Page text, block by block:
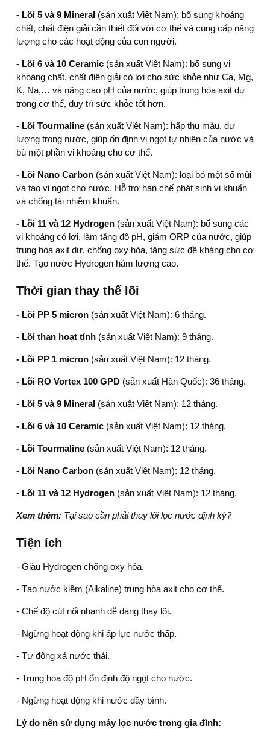
- Lõi 5 và 9 Mineral (sản xuất Việt Nam): bổ sung khoáng
chất, chất điện giải cần thiết đối với cơ thể và cung cấp năng
lượng cho các hoạt động của con người.
- Lõi 6 và 10 Ceramic (sản xuất Việt Nam): bổ sung vi
khoáng chất, chất điện giải có lợi cho sức khỏe như Ca, Mg,
K, Na,… và nâng cao pH của nước, giúp trung hòa axit dư
trong cơ thể, duy trì sức khỏe tốt hơn.
- Lõi Tourmaline (sản xuất Việt Nam): hấp thụ màu, dư
lượng trong nước, giúp ổn định vị ngọt tự nhiên của nước và
bù một phần vi khoáng cho cơ thể.
- Lõi Nano Carbon (sản xuất Việt Nam): loại bỏ một số mùi
và tạo vị ngọt cho nước. Hỗ trợ hạn chế phát sinh vi khuẩn
và chống tái nhiễm khuẩn.
- Lõi 11 và 12 Hydrogen (sản xuất Việt Nam): bổ sung các
vi khoáng có lợi, làm tăng độ pH, giảm ORP của nước, giúp
trung hòa axit dư, chống oxy hóa, tăng sức đề kháng cho cơ
thể. Tạo nước Hydrogen hàm lượng cao.
Thời gian thay thế lõi
- Lõi PP 5 micron (sản xuất Việt Nam): 6 tháng.
- Lõi than hoạt tính (sản xuất Việt Nam): 9 tháng.
- Lõi PP 1 micron (sản xuất Việt Nam): 12 tháng.
- Lõi RO Vortex 100 GPD (sản xuất Hàn Quốc): 36 tháng.
- Lõi 5 và 9 Mineral (sản xuất Việt Nam): 12 tháng.
- Lõi 6 và 10 Ceramic (sản xuất Việt Nam): 12 tháng.
- Lõi Tourmaline (sản xuất Việt Nam): 12 tháng.
- Lõi Nano Carbon (sản xuất Việt Nam): 12 tháng.
- Lõi 11 và 12 Hydrogen (sản xuất Việt Nam): 12 tháng.
Xem thêm: Tại sao cần phải thay lõi lọc nước định kỳ?
Tiện ích
- Giàu Hydrogen chống oxy hóa.
- Tạo nước kiềm (Alkaline) trung hòa axit cho cơ thể.
- Chế độ cút nối nhanh dễ dàng thay lõi.
- Ngừng hoạt động khi áp lực nước thấp.
- Tự động xả nước thải.
- Trung hòa độ pH ổn định độ ngọt cho nước.
- Ngừng hoạt động khi nước đầy bình.
Lý do nên sử dụng máy lọc nước trong gia đình: